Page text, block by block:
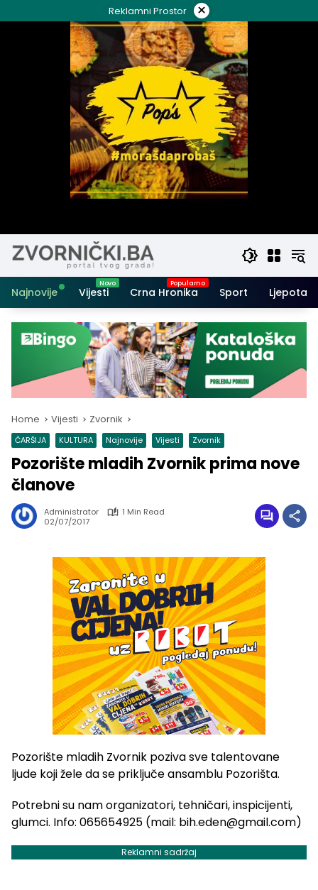
to
Reklamni Prostor ×
Najnovije Vijesti Crna Hronika Sport Ljepota i
Home Vijesti Zvornik
ČARŠIJA KULTURA Najnovije Vijesti Zvornik
Pozorište mladih Zvornik prima nove
članove
Administrator
1 Min Read
02/07/2017
Pozorište mladih Zvornik poziva sve talentovane
ljude koji žele da se priključe ansamblu Pozorišta.
Potrebni su nam organizatori, tehničari, inspicijenti,
glumci. Info: 065654925 (mail: bih.eden@gmail.com)
Reklamni sadržaj